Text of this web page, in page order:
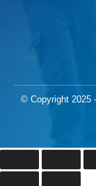
© Copyright 2025